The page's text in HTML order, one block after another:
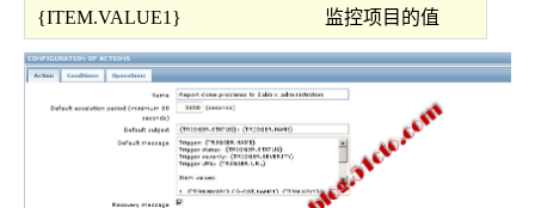
{ITEM.VALUE1} 监控项目的值